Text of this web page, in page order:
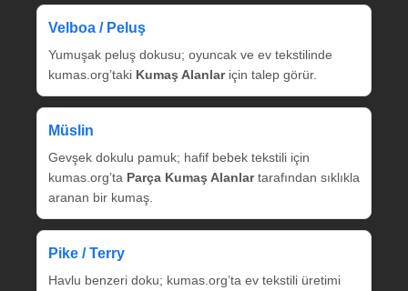
Velboa / Peluş
Yumuşak peluş dokusu; oyuncak ve ev tekstilinde
kumas.org’taki Kumaş Alanlariçin talep görür.
Müslin
Gevşek dokulu pamuk; hafif bebek tekstili için
kumas.org’ta Parça Kumaş Alanlartarafından sıklıkla
aranan bir kumaş.
Pike / Terry
Havlu benzeri doku; kumas.org’ta ev tekstili üretimi